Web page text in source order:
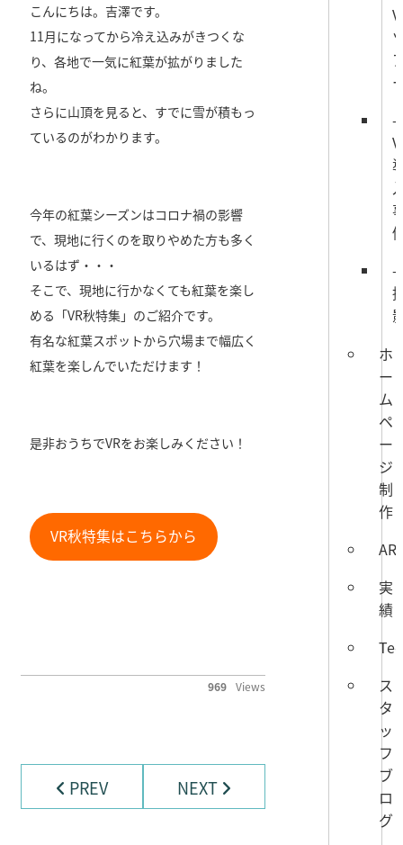
こんにちは。吉澤です。
11月になってから冷え込みがきつくな
り、各地で一気に紅葉が拡がりました
ね。
さらに山頂を見ると、すでに雪が積もっ
ているのがわかります。
今年の紅葉シーズンはコロナ禍の影響
で、現地に行くのを取りやめた方も多く
いるはず・・・
そこで、現地に行かなくても紅葉を楽し
める「VR秋特集」のご紹介です。
有名な紅葉スポットから穴場まで幅広く
紅葉を楽しんでいただけます！
是非おうちでVRをお楽しみください！
VR秋特集はこちらから
969 Views
PREV NEXT
ホ
ー
ム
ペ
ー
ジ
制
作
AR
実
績
ス
タ
ッ
フ
ブ
ロ
グ